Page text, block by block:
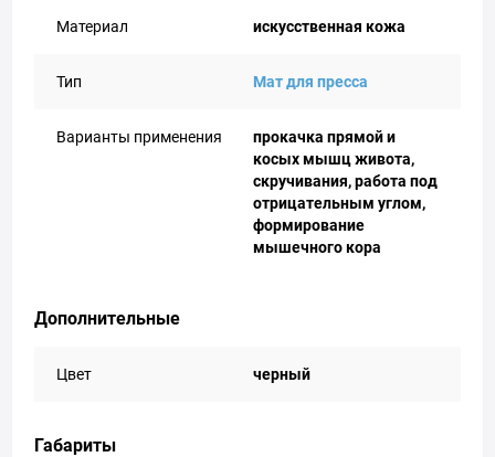
Материал искусственная кожа
Тип Мат для пресса
Варианты применения
прокачка прямой и
косых мышц живота,
скручивания, работа под
отрицательным углом,
формирование
мышечного кора
Дополнительные
Цвет черный
Габариты